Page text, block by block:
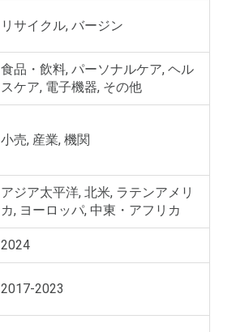
リサイクル, バージン
食品・飲料, パーソナルケア, ヘル
スケア, 電子機器, その他
小売, 産業, 機関
アジア太平洋, 北米, ラテンアメリ
カ, ヨーロッパ, 中東・アフリカ
2024
2017-2023